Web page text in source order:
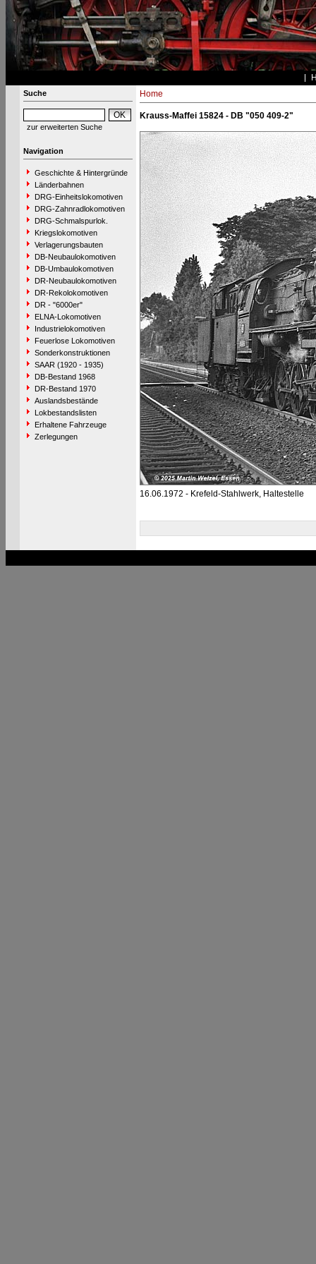
Suche
zur erweiterten Suche
Navigation
Geschichte & Hintergründe
Länderbahnen
DRG-Einheitslokomotiven
DRG-Zahnradlokomotiven
DRG-Schmalspurlok.
Kriegslokomotiven
Verlagerungsbauten
DB-Neubaulokomotiven
DB-Umbaulokomotiven
DR-Neubaulokomotiven
DR-Rekolokomotiven
DR - "6000er"
ELNA-Lokomotiven
Industrielokomotiven
Feuerlose Lokomotiven
Sonderkonstruktionen
SAAR (1920 - 1935)
DB-Bestand 1968
DR-Bestand 1970
Auslandsbestände
Lokbestandslisten
Erhaltene Fahrzeuge
Zerlegungen
Home
Krauss-Maffei 15824 - DB "050 409-2"
16.06.1972 - Krefeld-Stahlwerk, Haltestelle